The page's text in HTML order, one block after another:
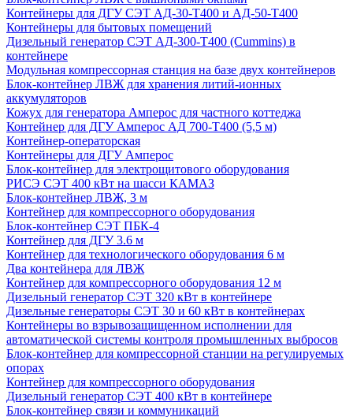
Контейнеры для ДГУ СЭТ АД-30-Т400 и АД-50-Т400
Контейнеры для бытовых помещений
Дизельный генератор СЭТ АД-300-Т400 (Cummins) в
контейнере
Модульная компрессорная станция на базе двух контейнеров
Блок-контейнер ЛВЖ для хранения литий-ионных
аккумуляторов
Кожух для генератора Амперос для частного коттеджа
Контейнер для ДГУ Амперос АД 700-Т400 (5,5 м)
Контейнер-операторская
Контейнеры для ДГУ Амперос
Блок-контейнер для электрощитового оборудования
РИСЭ СЭТ 400 кВт на шасси КАМАЗ
Блок-контейнер ЛВЖ, 3 м
Контейнер для компрессорного оборудования
Блок-контейнер СЭТ ПБК-4
Контейнер для ДГУ 3.6 м
Контейнер для технологического оборудования 6 м
Два контейнера для ЛВЖ
Контейнер для компрессорного оборудования 12 м
Дизельный генератор СЭТ 320 кВт в контейнере
Дизельные генераторы СЭТ 30 и 60 кВт в контейнерах
Контейнеры во взрывозащищенном исполнении для
автоматической системы контроля промышленных выбросов
Блок-контейнер для компрессорной станции на регулируемых
опорах
Контейнер для компрессорного оборудования
Дизельный генератор СЭТ 400 кВт в контейнере
Блок-контейнер связи и коммуникаций